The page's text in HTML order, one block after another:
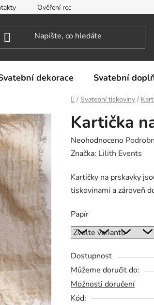
Ověření recenzí
dekorace Svatební
Domů
/ Svatební tiskoviny /
Kartička
Průměrné
hodnocení
je
0,0
5
hvězdiček.
Neohodnoceno
Značka: Lilith Events
Kartičky na prskavky
tiskovinami a zároveň
Papír
Dostupnost
Můžeme doručit do:
Možnosti doručení
Kód: